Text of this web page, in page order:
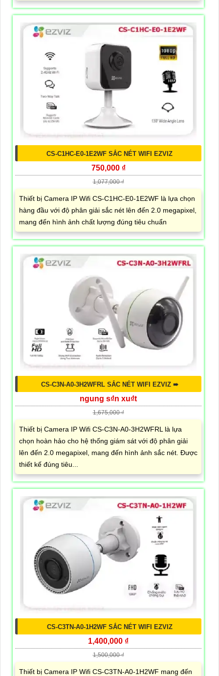
CS-C1HC-E0-1E2WF SẮC NÉT WIFI EZVIZ
750,000 ₫
1,077,000 ₫
Thiết bị Camera IP Wifi CS-C1HC-E0-1E2WF là lựa chọn
hàng đầu với độ phân giải sắc nét lên đến 2.0 megapixel,
mang đến hình ảnh chất lượng đúng tiêu chuẩn
CS-C3N-A0-3H2WFRL SẮC NÉT WIFI EZVIZ ➠
ngung s₫n xu₫t
1,675,000 ₫
Thiết bị Camera IP Wifi CS-C3N-A0-3H2WFRL là lựa
chọn hoàn hảo cho hệ thống giám sát với độ phân giải
lên đến 2.0 megapixel, mang đến hình ảnh sắc nét. Được
thiết kế đúng tiêu...
CS-C3TN-A0-1H2WF SẮC NÉT WIFI EZVIZ
1,400,000 ₫
1,500,000 ₫
Thiết bị Camera IP Wifi CS-C3TN-A0-1H2WF mang đến